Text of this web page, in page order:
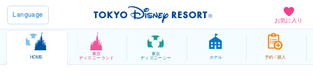
お気に入り
Language
HOME
東京
ディズニーランド
東京
ディズニーシー ホテル 予約 / 購入